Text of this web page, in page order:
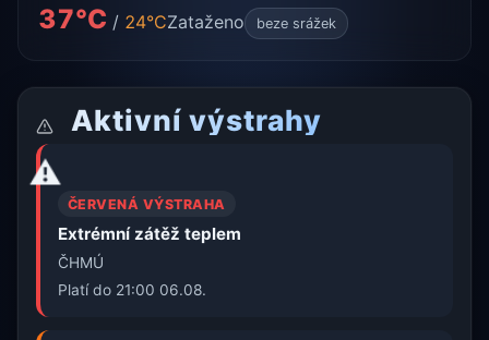
37°C / 24°CZataženo beze srážek
Aktivní výstrahy
⚠️
ČERVENÁ VÝSTRAHA
Extrémní zátěž teplem
ČHMÚ
Platí do 21:00 06.08.